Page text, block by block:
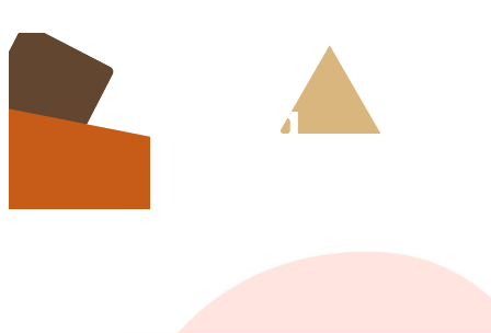
Blog